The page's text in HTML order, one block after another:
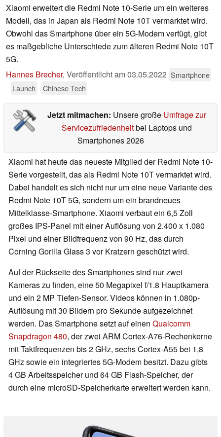
Xiaomi erweitert die Redmi Note 10-Serie um ein weiteres
Modell, das in Japan als Redmi Note 10T vermarktet wird.
Obwohl das Smartphone über ein 5G-Modem verfügt, gibt
es maßgebliche Unterschiede zum älteren Redmi Note 10T
5G.
Hannes Brecher, Veröffentlicht am03.05.2022 Smartphone
Launch
Chinese Tech
Jetzt mitmachen: Unsere große Umfrage zur
Servicezufriedenheitbei Laptops und
Smartphones 2026
Xiaomi hat heute das neueste Mitglied der Redmi Note 10-
Serie vorgestellt, das als Redmi Note 10T vermarktet wird.
Dabei handelt es sich nicht nur um eine neue Variante des
Redmi Note 10T 5G, sondern um ein brandneues
Mittelklasse-Smartphone. Xiaomi verbaut ein 6,5 Zoll
großes IPS-Panel mit einer Auflösung von 2.400 x 1.080
Pixel und einer Bildfrequenz von 90 Hz, das durch
Corning Gorilla Glass 3 vor Kratzern geschützt wird.
Auf der Rückseite des Smartphones sind nur zwei
Kameras zu finden, eine 50 Megapixel f/1.8 Hauptkamera
und ein 2 MP Tiefen-Sensor. Videos können in 1.080p-
Auflösung mit 30 Bildern pro Sekunde aufgezeichnet
werden. Das Smartphone setzt auf einen Qualcomm
Snapdragon 480, der zwei ARM Cortex-A76-Rechenkerne
mit Taktfrequenzen bis 2 GHz, sechs Cortex-A55 bei 1,8
GHz sowie ein integriertes 5G-Modem besitzt. Dazu gibts
4 GB Arbeitsspeicher und 64 GB Flash-Speicher, der
durch eine microSD-Speicherkarte erweitert werden kann.